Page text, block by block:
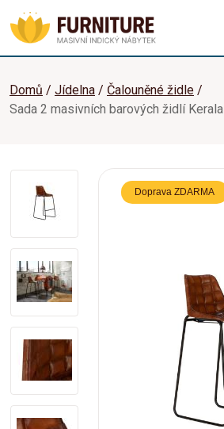
Domů Jídelna
Čalouněné židle
Sada 2 masivních barových židlí Kerala
Doprava ZDARMA